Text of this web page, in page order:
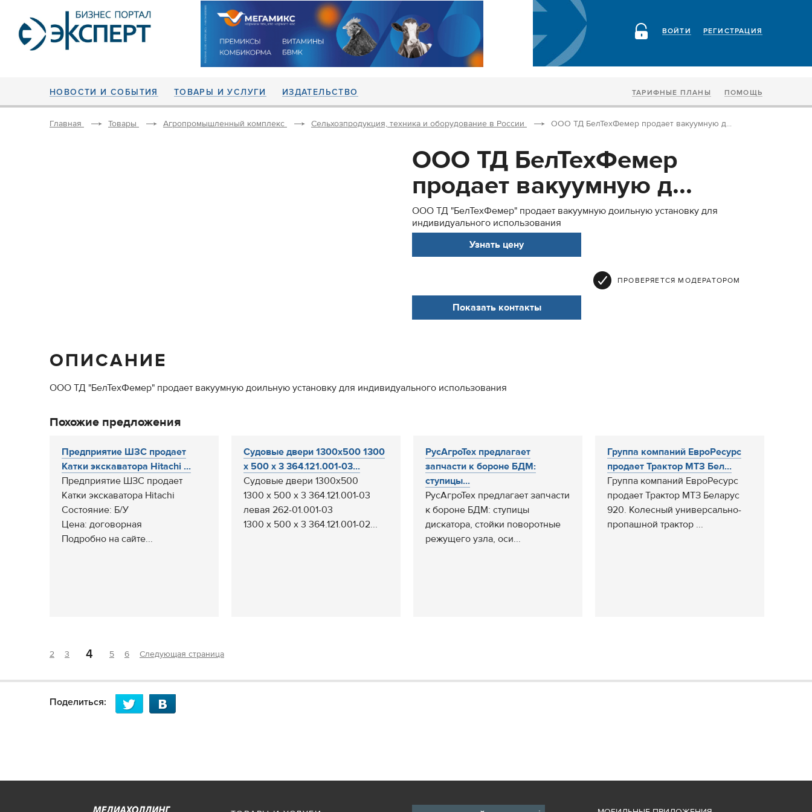
РЕГИСТРАЦИЯ
ВОЙТИ
НОВОСТИ И СОБЫТИЯ ТОВАРЫ И УСЛУГИ ИЗДАТЕЛЬСТВО ТАРИФНЫЕ ПЛАНЫ ПОМОЩЬ
Главная Товары Агропромышленный комплекс Сельхозпродукция, техника и оборудование в России ООО ТД БелТехФемер продает вакуумную д...
ООО ТД БелТехФемер
продает вакуумную д...
ООО ТД "БелТехФемер" продает вакуумную доильную установку для
индивидуального использования
Узнать цену
ПРОВЕРЯЕТСЯ МОДЕРАТОРОМ
Показать контакты
ОПИСАНИЕ
ООО ТД "БелТехФемер" продает вакуумную доильную установку для индивидуального использования
Похожие предложения
Предприятие ШЗС продает
Катки экскаватора Hitachi ...
Предприятие ШЗС продает
Катки экскаватора Hitachi
Состояние: Б/У
Цена: договорная
Подробно на сайте...
Судовые двери 1300х500 1300
х 500 х 3 364.121.001-03...
Судовые двери 1300х500
1300 х 500 х 3 364.121.001-03
левая 262-01.001-03
1300 х 500 х 3 364.121.001-02...
РусАгроТех предлагает
запчасти к бороне БДМ:
ступицы...
РусАгроТех предлагает запчасти
к бороне БДМ: ступицы
дискатора, стойки поворотные
режущего узла, оси...
Группа компаний ЕвроРесурс
продает Трактор МТЗ Бел...
Группа компаний ЕвроРесурс
продает Трактор МТЗ Беларус
920. Колесный универсально-
пропашной трактор ...
2 3 4 5 6 Следующая страница
Поделиться: